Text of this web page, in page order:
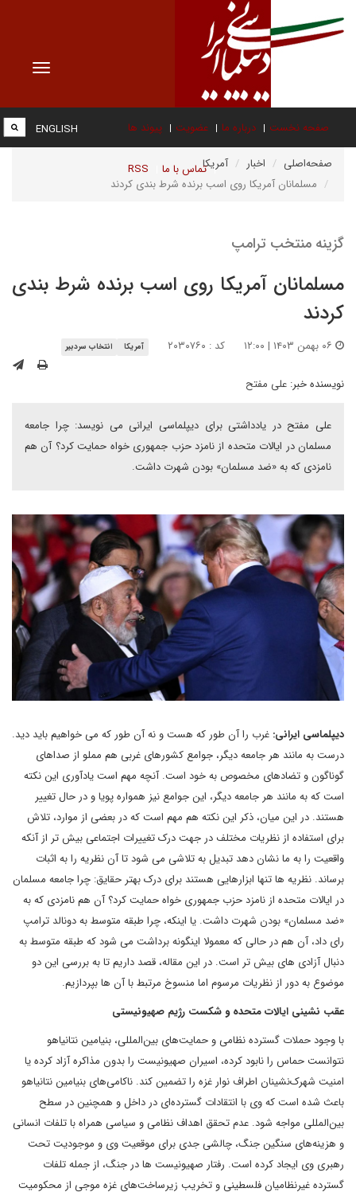
Toggle
صفحه نخست درباره ما عضویت پیوند ها
تماس با ما RSS
ENGLISH
صفحه‌اصلی اخبار
آمریکا
مسلمانان آمریکا روی اسب برنده شرط بندی کردند
گزینه منتخب ترامپ
مسلمانان آمریکا روی اسب برنده شرط بندی
کردند
کد : ۲۰۳۰۷۶۰ آمریکا انتخاب سردبیر
نویسنده خبر: علی مفتح
علی مفتح در یادداشتی برای دیپلماسی ایرانی می نویسد: چرا جامعه
مسلمان در ایالات متحده از نامزد حزب جمهوری خواه حمایت کرد؟ آن هم
نامزدی که به «ضد مسلمان» بودن شهرت داشت.
دیپلماسی ایرانی: غرب را آن طور که هست و نه آن طور که می خواهیم باید دید.
درست به مانند هر جامعه دیگر، جوامع کشورهای غربی هم مملو از صداهای
گوناگون و تضادهای مخصوص به خود است. آنچه مهم است یادآوری این نکته
است که به مانند هر جامعه دیگر، این جوامع نیز همواره پویا و در حال تغییر
هستند. در این میان، ذکر این نکته هم مهم است که در بعضی از موارد، تلاش
برای استفاده از نظریات مختلف در جهت درک تغییرات اجتماعی بیش تر از آنکه
واقعیت را به ما نشان دهد تبدیل به تلاشی می شود تا آن نظریه را به اثبات
برساند. نظریه ها تنها ابزارهایی هستند برای درک بهتر حقایق: چرا جامعه مسلمان
در ایالات متحده از نامزد حزب جمهوری خواه حمایت کرد؟ آن هم نامزدی که به
«ضد مسلمان» بودن شهرت داشت. یا اینکه، چرا طبقه متوسط به دونالد ترامپ
رای داد، آن هم در حالی که معمولا اینگونه برداشت می شود که طبقه متوسط به
دنبال آزادی های بیش تر است. در این مقاله، قصد داریم تا به بررسی این دو
موضوع به دور از نظریات مرسوم اما منسوخ مرتبط با آن ها بپردازیم.
عقب نشینی ایالات متحده و شکست رژیم صهیونیستی
با وجود حملات گسترده نظامی و حمایت‌های بین‌المللی، بنیامین نتانیاهو
نتوانست حماس را نابود کرده، اسیران صهیونیست را بدون مذاکره آزاد کرده یا
امنیت شهرک‌نشینان اطراف نوار غزه را تضمین کند. ناکامی‌های بنیامین نتانیاهو
باعث شده است که وی با انتقادات گسترده‌ای در داخل و همچنین در سطح
بین‌المللی مواجه شود. عدم تحقق اهداف نظامی و سیاسی همراه با تلفات انسانی
و هزینه‌های سنگین جنگ، چالشی جدی برای موقعیت وی و موجودیت تحت
رهبری وی ایجاد کرده است. رفتار صهیونیست ها در جنگ، از جمله تلفات
گسترده غیرنظامیان فلسطینی و تخریب زیرساخت‌های غزه موجی از محکومیت